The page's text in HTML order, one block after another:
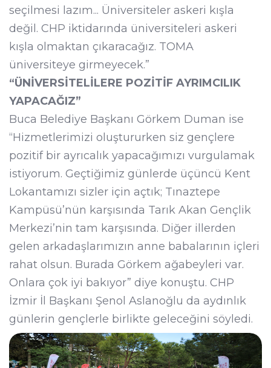
seçilmesi lazım... Üniversiteler askeri kışla
değil. CHP iktidarında üniversiteleri askeri
kışla olmaktan çıkaracağız. TOMA
üniversiteye girmeyecek.”
“ÜNİVERSİTELİLERE POZİTİF AYRIMCILIK
YAPACAĞIZ”
Buca Belediye Başkanı Görkem Duman ise
“Hizmetlerimizi oluştururken siz gençlere
pozitif bir ayrıcalık yapacağımızı vurgulamak
istiyorum. Geçtiğimiz günlerde üçüncü Kent
Lokantamızı sizler için açtık; Tınaztepe
Kampüsü’nün karşısında Tarık Akan Gençlik
Merkezi’nin tam karşısında. Diğer illerden
gelen arkadaşlarımızın anne babalarının içleri
rahat olsun. Burada Görkem ağabeyleri var.
Onlara çok iyi bakıyor” diye konuştu. CHP
İzmir İl Başkanı Şenol Aslanoğlu da aydınlık
günlerin gençlerle birlikte geleceğini söyledi.